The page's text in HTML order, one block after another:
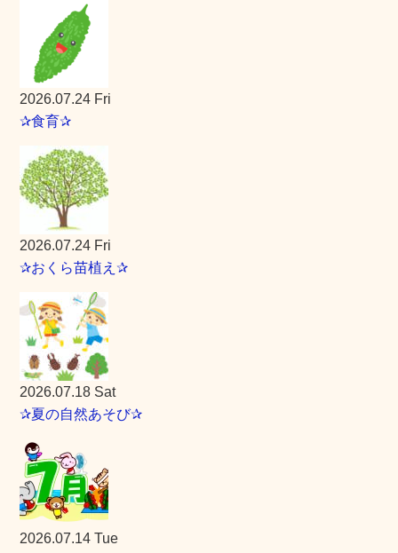
2026.07.24 Fri
✰食育✰
2026.07.24 Fri
✰おくら苗植え✰
2026.07.18 Sat
✰夏の自然あそび✰
2026.07.14 Tue